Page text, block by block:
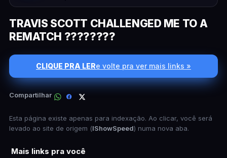
TRAVIS SCOTT CHALLENGED ME TO A
REMATCH ????????
CLIQUE PRA LERe volte pra ver mais links »
Compartilhar
Esta página existe apenas para indexação. Ao clicar, você será
levado ao site de origem (IShowSpeed) numa nova aba.
Mais links pra você